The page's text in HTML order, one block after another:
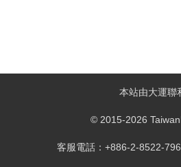
本站由大運聯
© 2015-2026
客服電話：+886-2-8522-